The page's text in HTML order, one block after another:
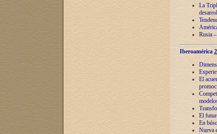
La
Rusia
Iberoamérica
El
El
En
Nueva